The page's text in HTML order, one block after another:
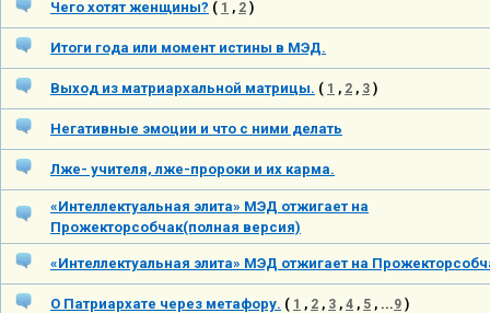
Чего хотят женщины? ( 1 , 2 )
Итоги года или момент истины в МЭД.
Выход из матриархальной матрицы. ( 1 , 2 , 3 )
Негативные эмоции и что с ними делать
Лже- учителя, лже-пророки и их карма.
«Интеллектуальная элита» МЭД отжигает на
Прожекторсобчак(полная версия)
«Интеллектуальная элита» МЭД отжигает на
О Патриархате через метафору. ( 1 , 2 , 3 , 4 , 5 , ...9 )